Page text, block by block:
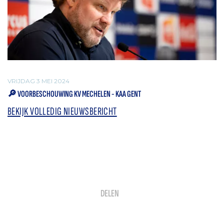
VRIJDAG 3 MEI 2024
🔎 VOORBESCHOUWING KV MECHELEN - KAA GENT
BEKIJK VOLLEDIG NIEUWSBERICHT
DELEN